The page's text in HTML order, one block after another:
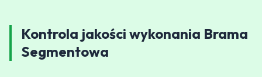
Kontrola jakości wykonania Brama
Segmentowa